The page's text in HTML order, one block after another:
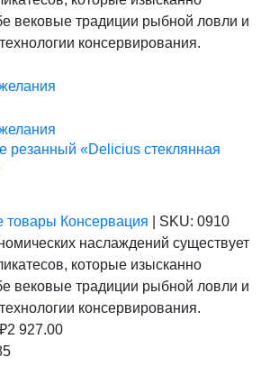
₽.
вековые традиции рыбной ловли и
консервирования.
резанный «Delicius стеклянная
товары Консервация SKU: 0910
наслаждений существует
которые изысканно
вековые традиции рыбной ловли и
консервирования.
2 927.00